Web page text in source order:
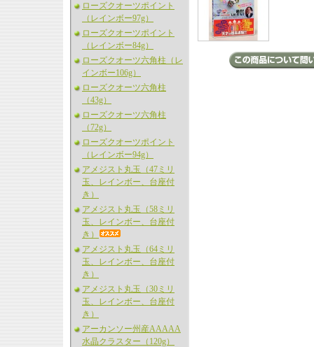
ローズクオーツポイント
（レインボー97g）
ローズクオーツポイント
（レインボー84g）
ローズクオーツ六角柱（レ
インボー106g）
ローズクオーツ六角柱
（43g）
ローズクオーツ六角柱
（72g）
ローズクオーツポイント
（レインボー94g）
アメジスト丸玉（47ミリ
玉、レインボー、台座付
き）
アメジスト丸玉（58ミリ
玉、レインボー、台座付
き）
アメジスト丸玉（64ミリ
玉、レインボー、台座付
き）
アメジスト丸玉（30ミリ
玉、レインボー、台座付
き）
アーカンソー州産AAAAA
水晶クラスター（120g）